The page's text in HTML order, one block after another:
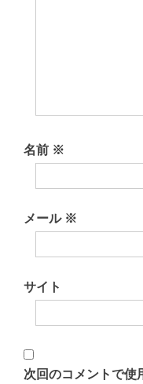
名前 ※
メール ※
サイト
次回のコメントで使